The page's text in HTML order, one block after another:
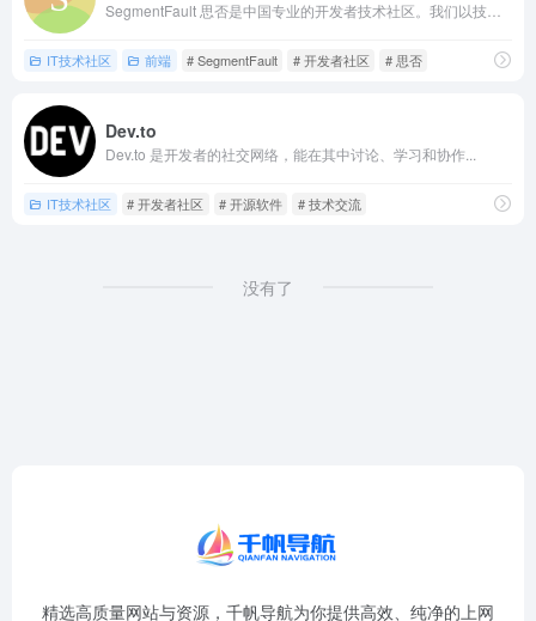
IT技术社区 前端 # SegmentFault # 开发者社区 # 思否
Dev.to
Dev.to 是开发者的社交网络，能在其中讨论、学习和协作...
IT技术社区 # 开发者社区 # 开源软件 # 技术交流
没有了
精选高质量网站与资源，千帆导航为你提供高效、纯净的上网